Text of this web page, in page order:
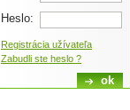
Heslo:
Registrácia užívateľa
Zabudli ste heslo ?